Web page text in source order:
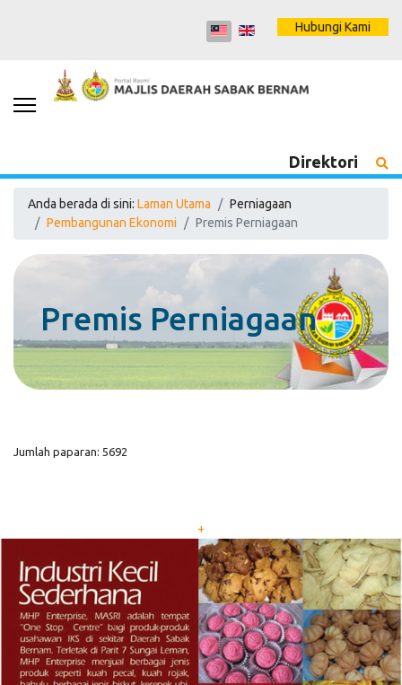
Hubungi Kami
Direktori
Anda berada di sini: Laman Utama
Perniagaan
Pembangunan Ekonomi
Premis Perniagaan
Premis Perniagaan
Jumlah paparan: 5692
+